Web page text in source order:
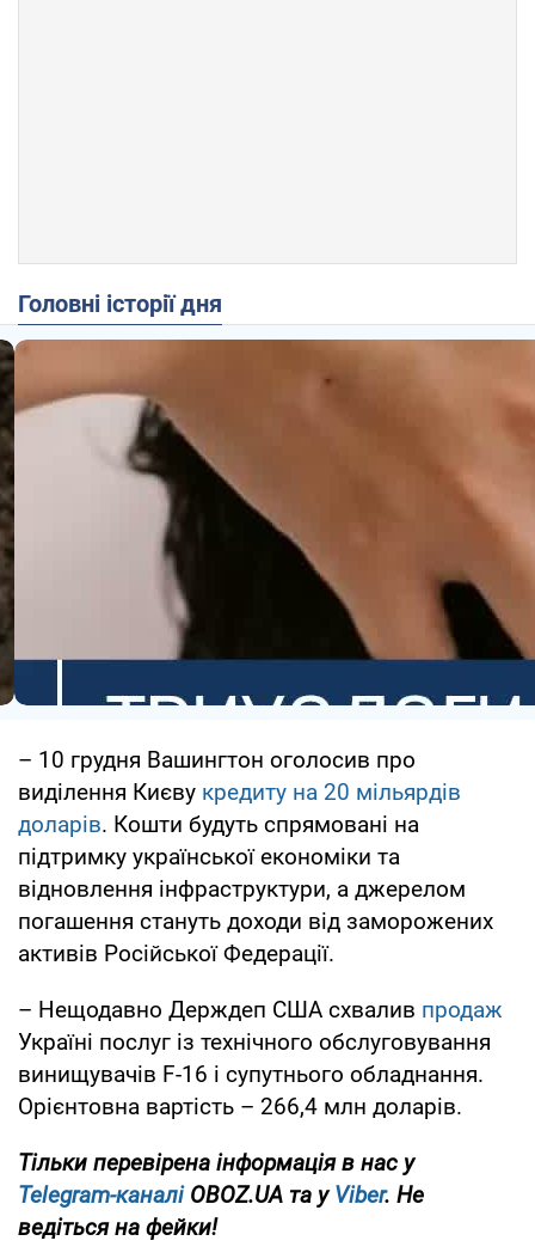
Головні історії дня
– 10 грудня Вашингтон оголосив про
виділення Києву кредиту на 20 мільярдів
доларів. Кошти будуть спрямовані на
підтримку української економіки та
відновлення інфраструктури, а джерелом
погашення стануть доходи від заморожених
активів Російської Федерації.
– Нещодавно Держдеп США схвалив продаж
Україні послуг із технічного обслуговування
винищувачів F-16 і супутнього обладнання.
Орієнтовна вартість – 266,4 млн доларів.
Тільки перевірена інформація в нас у
Telegram-каналіOBOZ.UA та уViber. Не
ведіться на фейки!